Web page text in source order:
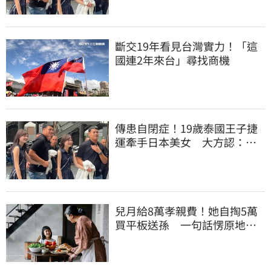
斷交19年看見台灣實力！「這
國連2年來台」尋找商機
傳患自閉症！19歲泰國王子捷
運牽手日本美女 大方認：
兒月給8萬孝親費！她自掏5萬
買平板送孫 一句話愣原地